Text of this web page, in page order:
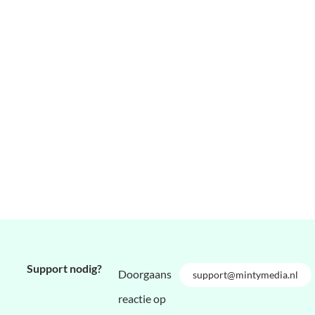
Support nodig?
Doorgaans
reactie op
support@mintymedia.nl